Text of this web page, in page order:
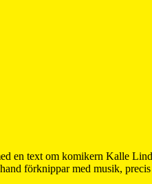
en text om komikern Kalle
förknippar med musik,